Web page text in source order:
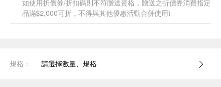
如使用折價券/折扣碼則不符贈送資格，贈送之折價券消費指定
品滿$2,000可折，不得與其他優惠活動合併使用)
規格： 請選擇數量、規格